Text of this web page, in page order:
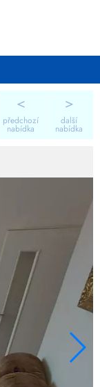
<
předchozí
nabídka
>
další
nabídka